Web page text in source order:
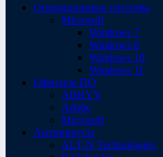
Операционные системы
Microsoft
Windows 7
Windows 8
Windows 10
Windows 11
Офисное ПО
ABBYY
Adobe
Microsoft
Антивирусы
ALT-N Technologies